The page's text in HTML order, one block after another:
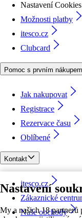
Nastavení
My a našich 18 partnerů
Nastavení Cookies
Možnosti platby
itesco.cz
Clubcard
Pomoc s prvním nákupem
Jak nakupovat
Registrace
Rezervace času
Oblíbené
Kontakt
itesco.cz
Zákaznické
Naše obchody